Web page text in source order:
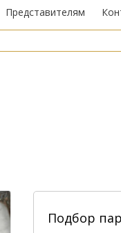
Представителям
Подбор